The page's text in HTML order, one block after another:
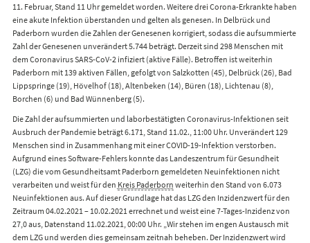
11. Februar, Stand 11 Uhr gemeldet worden. Weitere drei Corona-Erkrankte haben
eine akute Infektion überstanden und gelten als genesen. In Delbrück und
Paderborn wurden die Zahlen der Genesenen korrigiert, sodass die aufsummierte
Zahl der Genesenen unverändert 5.744 beträgt. Derzeit sind 298 Menschen mit
dem Coronavirus SARS-CoV-2 infiziert (aktive Fälle). Betroffen ist weiterhin
Paderborn mit 139 aktiven Fällen, gefolgt von Salzkotten (45), Delbrück (26), Bad
Lippspringe (19), Hövelhof (18), Altenbeken (14), Büren (18), Lichtenau (8),
Borchen (6) und Bad Wünnenberg (5).
Die Zahl der aufsummierten und laborbestätigten Coronavirus-Infektionen seit
Ausbruch der Pandemie beträgt 6.171, Stand 11.02., 11:00 Uhr. Unverändert 129
Menschen sind in Zusammenhang mit einer COVID-19-Infektion verstorben.
Aufgrund eines Software-Fehlers konnte das Landeszentrum für Gesundheit
(LZG) die vom Gesundheitsamt Paderborn gemeldeten Neuinfektionen nicht
verarbeiten und weist für den Kreis Paderborn weiterhin den Stand von 6.073
Neuinfektionen aus. Auf dieser Grundlage hat das LZG den Inzidenzwert für den
Zeitraum 04.02.2021 – 10.02.2021 errechnet und weist eine 7-Tages-Inzidenz von
27,0 aus, Datenstand 11.02.2021, 00:00 Uhr. „Wir stehen im engen Austausch mit
dem LZG und werden dies gemeinsam zeitnah beheben. Der Inzidenzwert wird